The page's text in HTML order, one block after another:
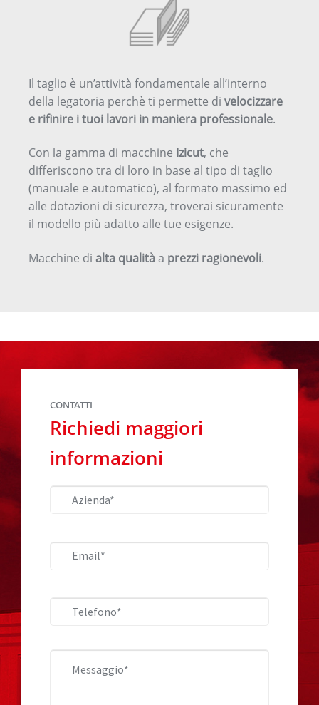
Il taglio è un’attività fondamentale all’interno
della legatoria perchè ti permette di velocizzare
e rifinire i tuoi lavori in maniera professionale.
Con la gamma di macchine Izicut, che
differiscono tra di loro in base al tipo di taglio
(manuale e automatico), al formato massimo ed
alle dotazioni di sicurezza, troverai sicuramente
il modello più adatto alle tue esigenze.
Macchine di alta qualitàa prezzi ragionevoli.
CONTATTI
Richiedi maggiori
informazioni